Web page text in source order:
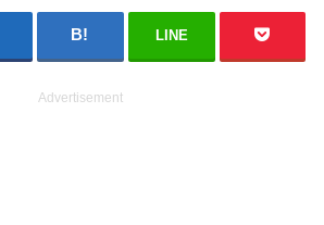
LINE
Advertisement